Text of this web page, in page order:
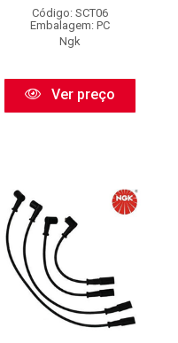
Código: SCT06
Embalagem: PC
Ngk
Ver preço